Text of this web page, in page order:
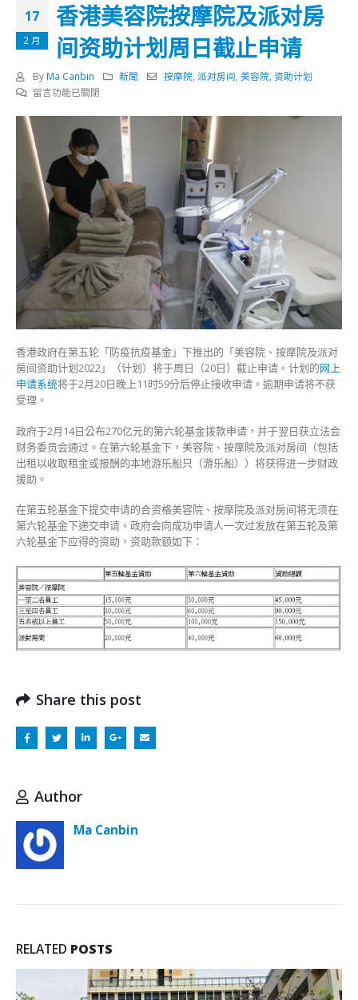
17
2 月
香港美容院按摩院及派对房
间资助计划周日截止申请
By Ma Canbin 新聞 按摩院,派对房间,美容院,资助计划
在
港
美
容
院
按
派
对
房
资
助
计
划
周
日
止
申
请〉
中
留言功能已關閉
香港政府在第五轮「防疫抗疫基金」下推出的「美容院、按摩院及派对
房间资助计划2022」（计划）将于周日（20日）截止申请。计划的网上
申请系统将于2月20日晚上11时59分后停止接收申请。逾期申请将不获
受理。
政府于2月14日公布270亿元的第六轮基金拨款申请，并于翌日获立法会
财务委员会通过。在第六轮基金下，美容院、按摩院及派对房间（包括
出租以收取租金或报酬的本地游乐船只（游乐船））将获得进一步财政
援助。
在第五轮基金下提交申请的合资格美容院、按摩院及派对房间将无须在
第六轮基金下递交申请。政府会向成功申请人一次过发放在第五轮及第
六轮基金下应得的资助，资助款额如下：
Share this post
Author
Ma Canbin
RELATED POSTS